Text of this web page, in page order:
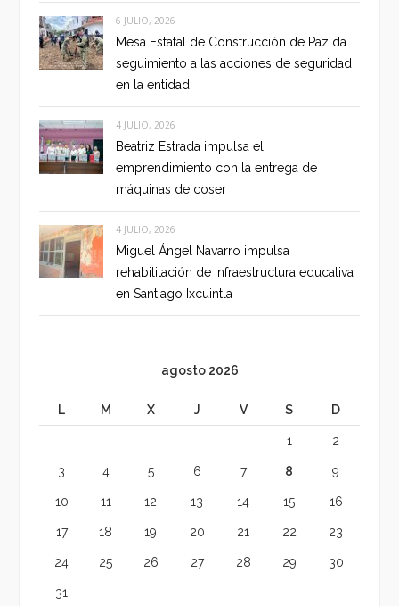
6 JULIO, 2026
Mesa Estatal de Construcción de Paz da
seguimiento a las acciones de seguridad
en la entidad
4 JULIO, 2026
Beatriz Estrada impulsa el
emprendimiento con la entrega de
máquinas de coser
4 JULIO, 2026
Miguel Ángel Navarro impulsa
rehabilitación de infraestructura educativa
en Santiago Ixcuintla
agosto 2026
L M X J V S D
1 2
3 4 5 6 7 8 9
10 11 12 13 14 15 16
17 18 19 20 21 22 23
24 25 26 27 28 29 30
31